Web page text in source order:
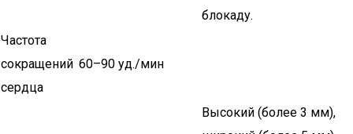
блокаду.
Частота
сокращений
сердца
60–90 уд./мин
Высокий (более 3 мм),